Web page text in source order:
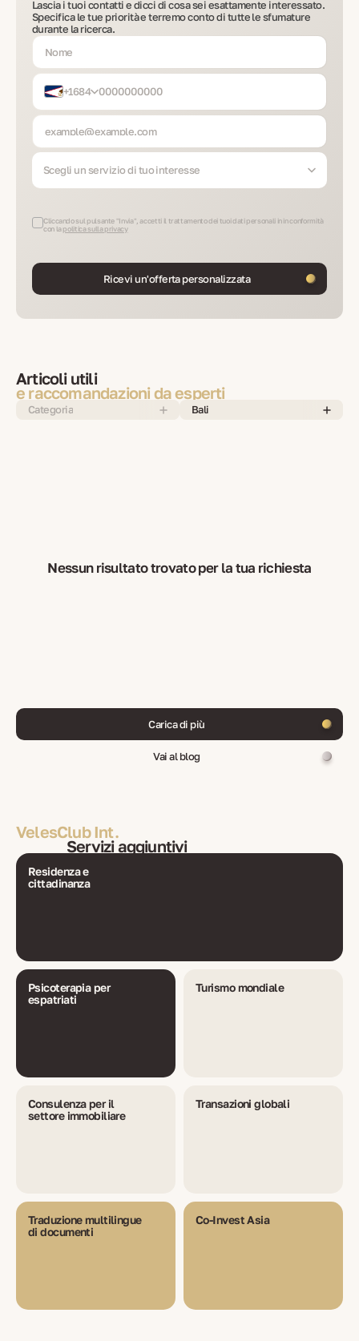
Lascia i tuoi contatti e dicci di cosa sei esattamente interessato.
Specifica le tue priorità e terremo conto di tutte le sfumature
durante la ricerca.
+1684
Scegli un servizio di tuo interesse
Cliccando sul pulsante "Invia", accetti il trattamento dei tuoi dati personali in in conformità
con lapolitica sulla privacy
Ricevi un'offerta personalizzata
Articoli utili
e raccomandazioni da esperti
Categoria Bali
Nessun risultato trovato per la tua richiesta
Carica di più
Vai al blog
VelesClub Int.
Servizi aggiuntivi
Residenza e
cittadinanza
Psicoterapia per
espatriati
Turismo mondiale
Consulenza per il
settore immobiliare
Transazioni globali
Traduzione multilingue
di documenti
Co-Invest Asia